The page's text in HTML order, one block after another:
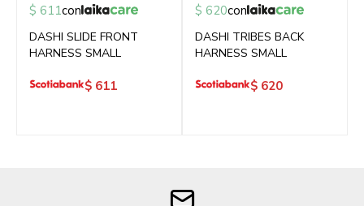
$ 611con
DASHI SLIDE FRONT
HARNESS SMALL
$ 611
$ 620con
DASHI TRIBES BACK
HARNESS SMALL
$ 620